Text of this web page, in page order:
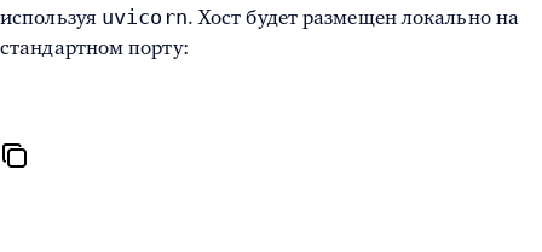
используя uvicorn. Хост будет размещен локально на
стандартном порту: